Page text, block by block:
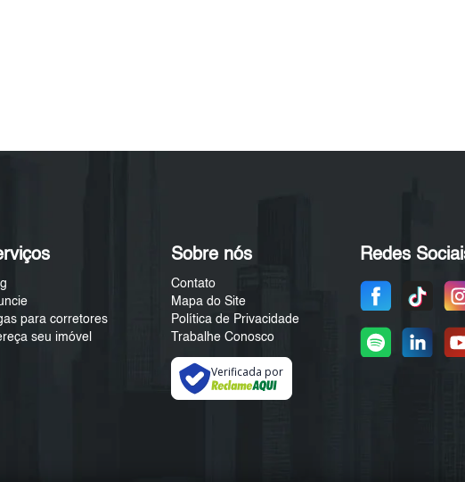
para corretores
seu imóvel
Sobre nós
Contato
Mapa do Site
Política de Privacidade
Trabalhe Conosco
Verificada por
Redes